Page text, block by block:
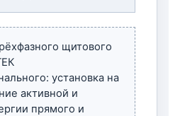
щитового
установка на
активной и
прямого и